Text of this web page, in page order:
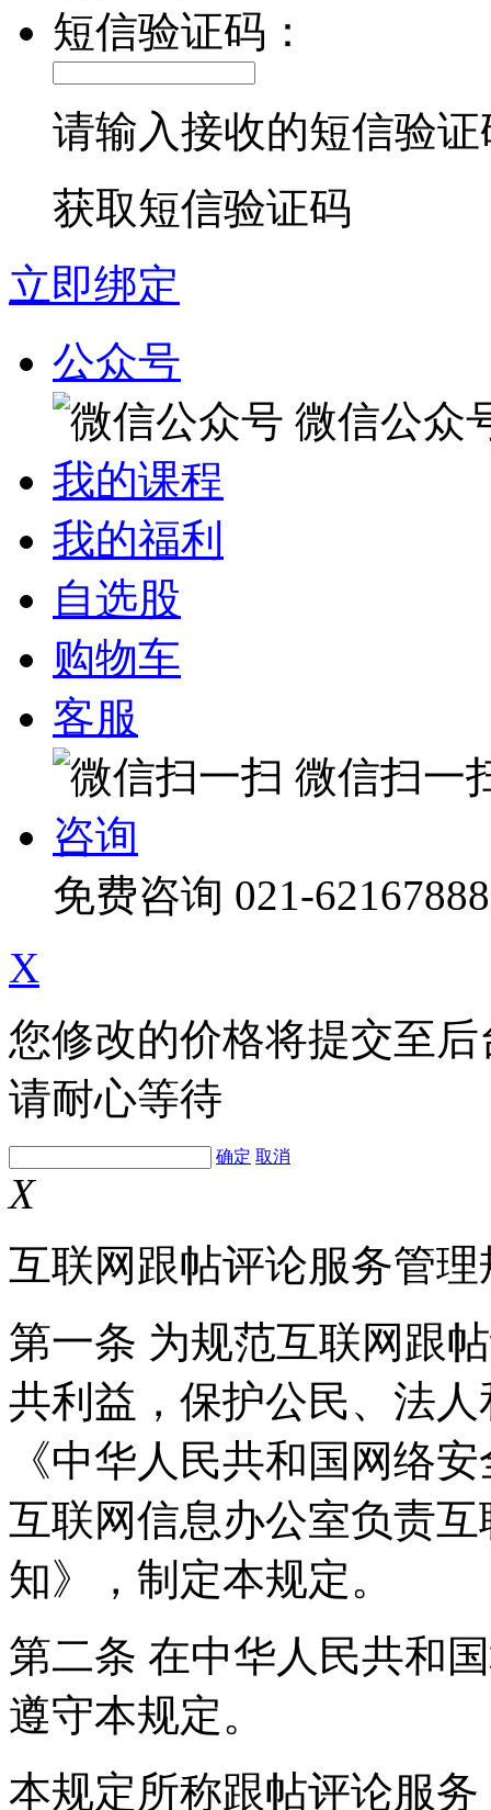
短信验证码：
请输入接收的短信验证
获取短信验证码
立即绑定
公众号
微信公众
我的课程
我的福利
自选股
购物车
客服
微信扫一
咨询
免费咨询 021-62167888
X
您修改的价格将提交至
请耐心等待
确定 取消
X
互联网跟帖评论服务管理
第一条 为规范互联网跟
共利益，保护公民、法
《中华人民共和国网络
互联网信息办公室负责
知》，制定本规定。
第二条 在中华人民共和
遵守本规定。
本规定所称跟帖评论服